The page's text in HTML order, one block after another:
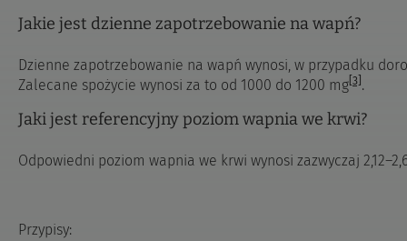
Jakie jest dzienne zapotrzebowanie na wapń?
Dzienne zapotrzebowanie na wapń wynosi, w przypadku
Zalecane spożycie wynosi za to od 1000 do 1200 mg [3] .
Jaki jest referencyjny poziom wapnia we krwi?
Odpowiedni poziom wapnia we krwi wynosi zazwyczaj
Przypisy: